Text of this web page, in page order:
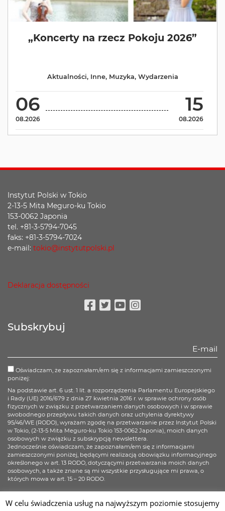
„Koncerty na rzecz Pokoju 2026”
06
08.2026
15
08.2026
Aktualności, Inne, Muzyka, Wydarzenia
Instytut Polski w Tokio
2-13-5 Mita Meguro-ku Tokio
153-0062 Japonia
tel. +81-3-5794-7045
faks: +81-3-5794-7024
e-mail: tokio@instytutpolski.pl
Deklaracja dostępności
Subskrybuj
Oświadczam, że zapoznałam/em się z informacjami zamieszczonymi
poniżej:
Na podstawie art. 6 ust. 1 lit. a rozporządzenia Parlamentu Europejskiego
i Rady (UE) 2016/679 z dnia 27 kwietnia 2016 r. w sprawie ochrony osób
fizycznych w związku z przetwarzaniem danych osobowych i w sprawie
swobodnego przepływu takich danych oraz uchylenia dyrektywy
95/46/WE (RODO), wyrażam zgodę na przetwarzanie przez Instytut Polski
w Tokio, (2-13-5 Mita Meguro-ku Tokio 153-0062 Japonia), moich danych
osobowych w związku z subskrypcją newslettera.
Jednocześnie oświadczam, że zapoznałam/em się z informacjami
zamieszczonymi poniżej, będącymi realizacją obowiązku informacyjnego
określonego w art. 13 RODO, dotyczącymi przetwarzania moich danych
osobowych, a także znane są mi wszystkie przysługujące mi prawa, o
których mowa w art. 15 – 20 RODO.
W celu świadczenia usług na najwyższym poziomie stosujemy